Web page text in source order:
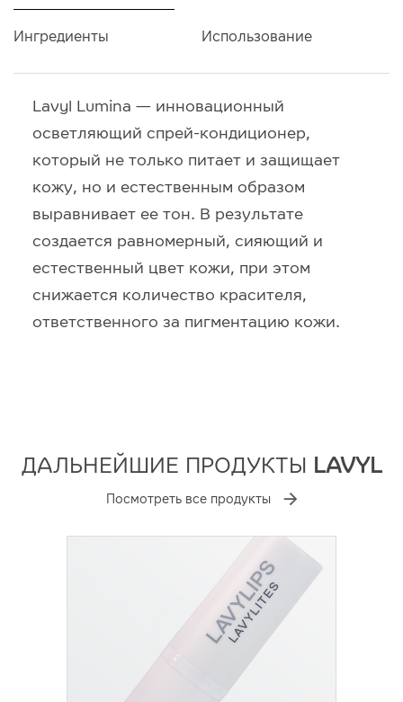
Ингредиенты Использование
Lavyl Lumina — инновационный
осветляющий спрей-кондиционер,
который не только питает и защищает
кожу, но и естественным образом
выравнивает ее тон. В результате
создается равномерный, сияющий и
естественный цвет кожи, при этом
снижается количество красителя,
ответственного за пигментацию кожи.
ДАЛЬНЕЙШИЕ ПРОДУКТЫ LAVYL
Посмотреть все продукты